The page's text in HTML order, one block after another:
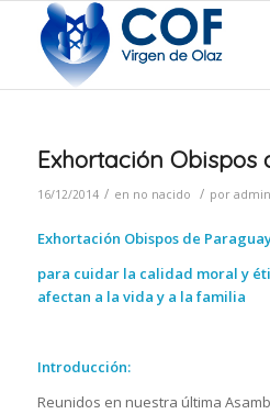
Exhortación Obispos
16/12/2014 / en no nacido / por admin
Exhortación Obispos de
para cuidar la calidad moral y
afectan a la vida y a la familia
Introducción:
Reunidos en nuestra última